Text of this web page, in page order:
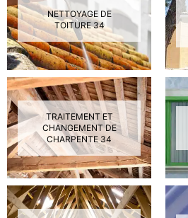
NETTOYAGE DE
TOITURE 34
TRAITEMENT ET
CHANGEMENT DE
CHARPENTE 34